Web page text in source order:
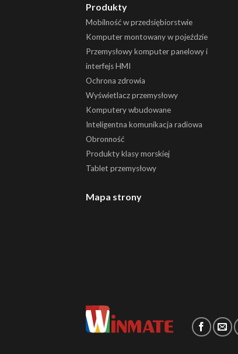
Produkty
Mobilność w przedsiębiorstwie
Komputer montowany w pojeździe
Przemysłowy komputer panelowy i
interfejs HMI
Ochrona zdrowia
Wyświetlacz przemysłowy
Komputery wbudowane
Inteligentna komunikacja radiowa
Obronność
Produkty klasy morskiej
Tablet przemysłowy
Mapa strony